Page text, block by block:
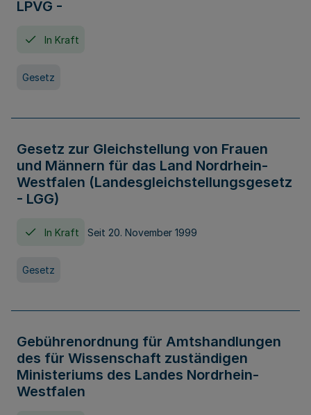
LPVG -
In Kraft
Gesetz
Gesetz zur Gleichstellung von Frauen
und Männern für das Land Nordrhein-
Westfalen (Landesgleichstellungsgesetz
- LGG)
In Kraft Seit 20. November 1999
Gesetz
Gebührenordnung für Amtshandlungen
des für Wissenschaft zuständigen
Ministeriums des Landes Nordrhein-
Westfalen